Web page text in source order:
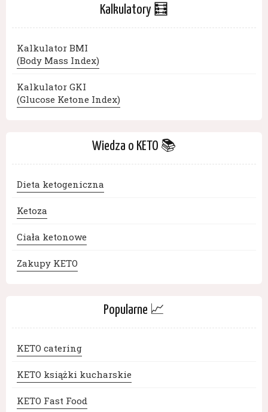
Kalkulatory 🧮
Kalkulator BMI
(Body Mass Index)
Kalkulator GKI
(Glucose Ketone Index)
Wiedza o KETO 📚
Dieta ketogeniczna
Ketoza
Ciała ketonowe
Zakupy KETO
Popularne 📈
KETO catering
KETO książki kucharskie
KETO Fast Food